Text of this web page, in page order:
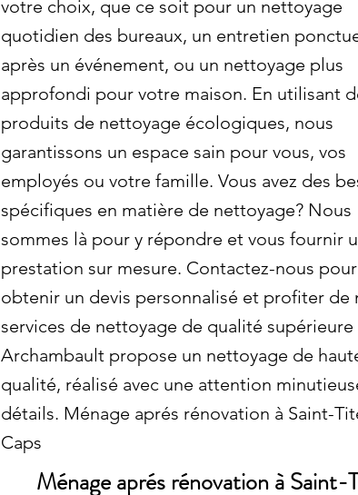
votre choix, que ce soit pour un nettoyage
quotidien des bureaux, un entretien
après un événement, ou un nettoyage plus
approfondi pour votre maison. En utilisant
produits de nettoyage écologiques, nous
garantissons un espace sain pour vous, vos
employés ou votre famille. Vous avez des
spécifiques en matière de nettoyage? Nous
sommes là pour y répondre et vous fournir
prestation sur mesure. Contactez-nous pour
obtenir un devis personnalisé et profiter de
services de nettoyage de qualité supérieure
Archambault propose un nettoyage de
qualité, réalisé avec une attention
détails. Ménage aprés rénovation à Saint-
Caps
Ménage aprés rénovation à